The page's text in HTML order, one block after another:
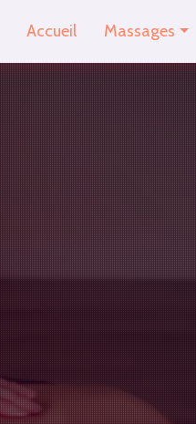
Accueil Massages
Massage
Massage
Massage
Massage en
Massage à 4
Shiatsu
Formules 30
Spécial
Réflexologie